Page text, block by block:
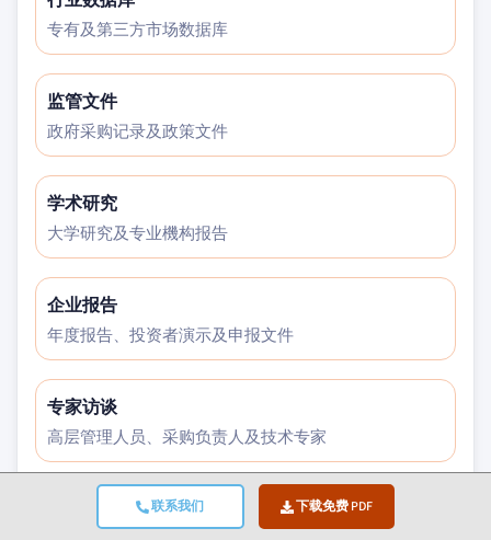
联系我们 下载免费 PDF
专有及第三方市场数据库
监管文件
政府采购记录及政策文件
学术研究
大学研究及专业機构报告
企业报告
年度报告、投资者演示及申报文件
专家访谈
高层管理人员、采购负责人及技术专家